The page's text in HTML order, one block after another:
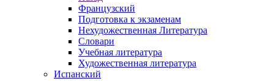
Французский
Подготовка к экзаменам
Нехудожественная Литература
Словари
Учебная литература
Художественная литература
Испанский